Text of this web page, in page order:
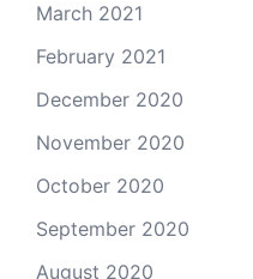
March 2021
February 2021
December 2020
November 2020
October 2020
September 2020
August 2020